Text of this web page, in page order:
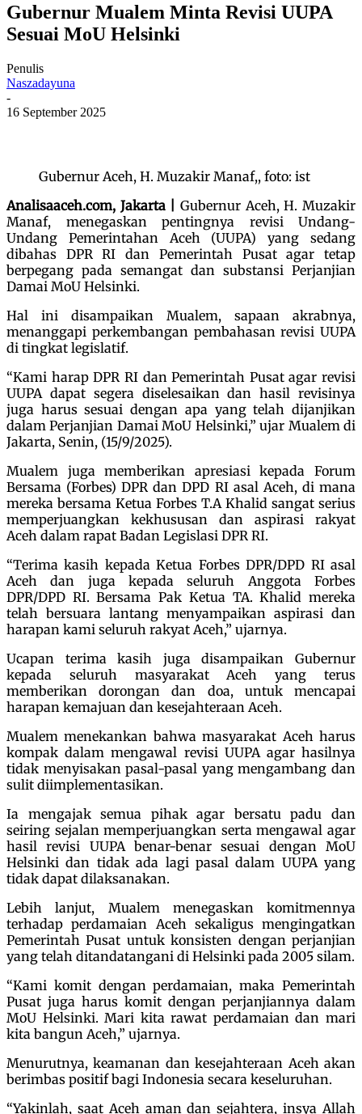
Gubernur Mualem Minta Revisi UUPA
Sesuai MoU Helsinki
Penulis
Naszadayuna
-
16 September 2025
Gubernur Aceh, H. Muzakir Manaf,, foto: ist
Analisaaceh.com, Jakarta |
Gubernur Aceh, H. Muzakir
Manaf, menegaskan pentingnya revisi Undang-
Undang Pemerintahan Aceh (UUPA) yang sedang
dibahas DPR RI dan Pemerintah Pusat agar tetap
berpegang pada semangat dan substansi Perjanjian
Damai MoU Helsinki.
Hal ini disampaikan Mualem, sapaan akrabnya,
menanggapi perkembangan pembahasan revisi UUPA
di tingkat legislatif.
“Kami harap DPR RI dan Pemerintah Pusat agar revisi
UUPA dapat segera diselesaikan dan hasil revisinya
juga harus sesuai dengan apa yang telah dijanjikan
dalam Perjanjian Damai MoU Helsinki,” ujar Mualem di
Jakarta, Senin, (15/9/2025).
Mualem juga memberikan apresiasi kepada Forum
Bersama (Forbes) DPR dan DPD RI asal Aceh, di mana
mereka bersama Ketua Forbes T.A Khalid sangat serius
memperjuangkan kekhususan dan aspirasi rakyat
Aceh dalam rapat Badan Legislasi DPR RI.
“Terima kasih kepada Ketua Forbes DPR/DPD RI asal
Aceh dan juga kepada seluruh Anggota Forbes
DPR/DPD RI. Bersama Pak Ketua TA. Khalid mereka
telah bersuara lantang menyampaikan aspirasi dan
harapan kami seluruh rakyat Aceh,” ujarnya.
Ucapan terima kasih juga disampaikan Gubernur
kepada seluruh masyarakat Aceh yang terus
memberikan dorongan dan doa, untuk mencapai
harapan kemajuan dan kesejahteraan Aceh.
Mualem menekankan bahwa masyarakat Aceh harus
kompak dalam mengawal revisi UUPA agar hasilnya
tidak menyisakan pasal-pasal yang mengambang dan
sulit diimplementasikan.
Ia mengajak semua pihak agar bersatu padu dan
seiring sejalan memperjuangkan serta mengawal agar
hasil revisi UUPA benar-benar sesuai dengan MoU
Helsinki dan tidak ada lagi pasal dalam UUPA yang
tidak dapat dilaksanakan.
Lebih lanjut, Mualem menegaskan komitmennya
terhadap perdamaian Aceh sekaligus mengingatkan
Pemerintah Pusat untuk konsisten dengan perjanjian
yang telah ditandatangani di Helsinki pada 2005 silam.
“Kami komit dengan perdamaian, maka Pemerintah
Pusat juga harus komit dengan perjanjiannya dalam
MoU Helsinki. Mari kita rawat perdamaian dan mari
kita bangun Aceh,” ujarnya.
Menurutnya, keamanan dan kesejahteraan Aceh akan
berimbas positif bagi Indonesia secara keseluruhan.
“Yakinlah, saat Aceh aman dan sejahtera, insya Allah